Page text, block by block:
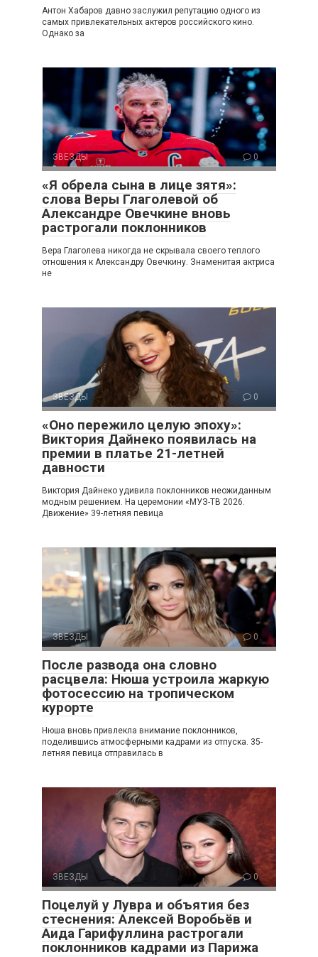
Антон Хабаров давно заслужил репутацию одного из
самых привлекательных актеров российского кино.
Однако за
ЗВЕЗДЫ 0
«Я обрела сына в лице зятя»:
слова Веры Глаголевой об
Александре Овечкине вновь
растрогали поклонников
Вера Глаголева никогда не скрывала своего теплого
отношения к Александру Овечкину. Знаменитая актриса
не
ЗВЕЗДЫ 0
«Оно пережило целую эпоху»:
Виктория Дайнеко появилась на
премии в платье 21-летней
давности
Виктория Дайнеко удивила поклонников неожиданным
модным решением. На церемонии «МУЗ-ТВ 2026.
Движение» 39-летняя певица
ЗВЕЗДЫ 0
После развода она словно
расцвела: Нюша устроила жаркую
фотосессию на тропическом
курорте
Нюша вновь привлекла внимание поклонников,
поделившись атмосферными кадрами из отпуска. 35-
летняя певица отправилась в
ЗВЕЗДЫ 0
Поцелуй у Лувра и объятия без
стеснения: Алексей Воробьёв и
Аида Гарифуллина растрогали
поклонников кадрами из Парижа